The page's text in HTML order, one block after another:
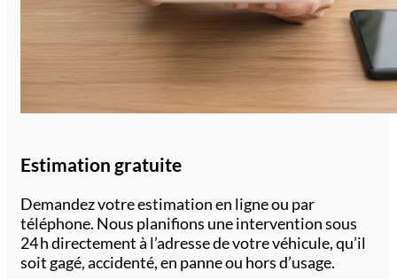
Estimation gratuite
Demandez votre estimation en ligne ou par
téléphone. Nous planifions une intervention sous
24 h directement à l’adresse de votre véhicule, qu’il
soit gagé, accidenté, en panne ou hors d’usage.